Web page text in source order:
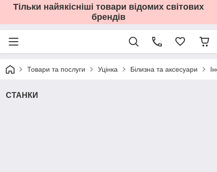
Тільки найякісніші товари відомих світових
брендів
Товари та послуги Уцінка Білизна та аксесуари
СТАНКИ